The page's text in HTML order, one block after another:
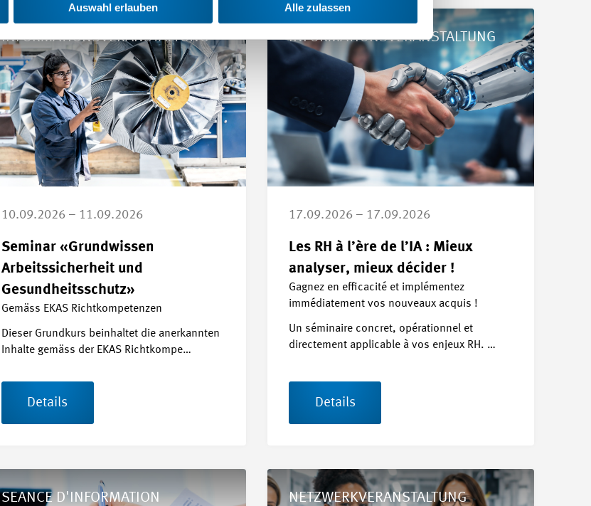
Auswahl erlauben Alle zulassen
INFORMATIONSVERANSTALTUNG
10.09.2026 – 11.09.2026
Seminar «Grundwissen
Arbeitssicherheit und
Gesundheitsschutz»
Gemäss EKAS Richtkompetenzen
Dieser Grundkurs beinhaltet die anerkannten
Inhalte gemäss der EKAS Richtkompe…
Details
INFORMATIONSVERANSTALTUNG
17.09.2026 – 17.09.2026
Les RH à l’ère de l’IA : Mieux
analyser, mieux décider !
Gagnez en efficacité et implémentez
immédiatement vos nouveaux acquis !
Un séminaire concret, opérationnel et
directement applicable à vos enjeux RH. …
Details
Details Les RH à l’ère de l’IA : Mieux analyser, mieux décider !
SEANCE D'INFORMATION NETZWERKVERANSTALTUNG
Details Let's talk about Tech-Career